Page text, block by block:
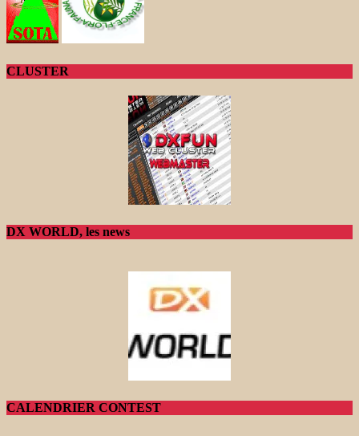
CLUSTER
DX WORLD, les news
CALENDRIER CONTEST